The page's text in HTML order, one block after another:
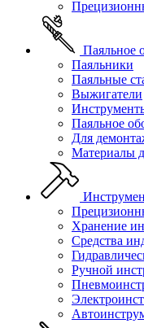
Паяльное
Паяльники
Паяльные
Выжигатели
Паяльное
Для
Материалы
Хранение
Средства
Ручной